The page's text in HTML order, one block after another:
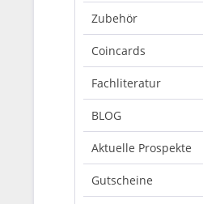
Zubehör
Coincards
Fachliteratur
BLOG
Aktuelle Prospekte
Gutscheine